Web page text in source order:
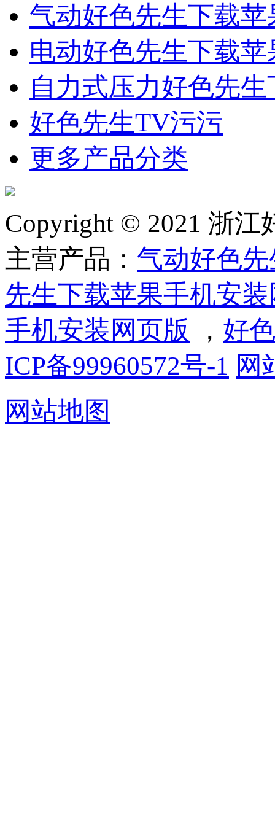
气动好色先生下载
电动好色先生下载
自力式压力好色先
好色先生TV污污
更多产品分类
Copyright © 2021 浙
主营产品： 气动好色
先生下载苹果手机安
手机安装网页版
， 好
ICP备99960572号-1 网
网站地图